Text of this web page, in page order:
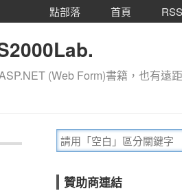
點部落 首頁 RSS
(Web Form)書籍，也有遠
贊助商連結